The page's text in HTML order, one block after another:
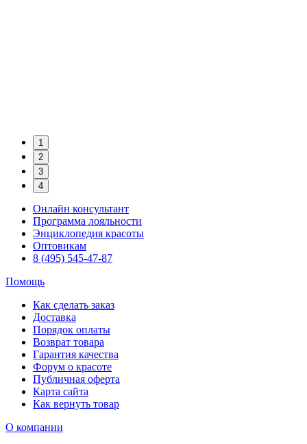
1
2
3
4
Онлайн консультант
Программа лояльности
Энциклопедия красоты
Оптовикам
8 (495) 545-47-87
Помощь
Как сделать заказ
Доставка
Порядок оплаты
Возврат товара
Гарантия качества
Форум о красоте
Публичная оферта
Карта сайта
Как вернуть товар
О компании